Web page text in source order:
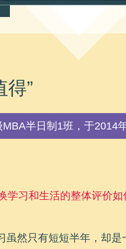
得”
MBA半日制1班，于2014
学习和生活的整体评价如
虽然只有短短半年，却